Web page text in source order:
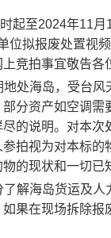
起至2024年11
位拟报废处置视
竞拍事宜敬告各
处海岛，受台
分资产如空调
的说明。对本
拍视为对本标
的现状和一切
解海岛货运及人
果在现场拆除